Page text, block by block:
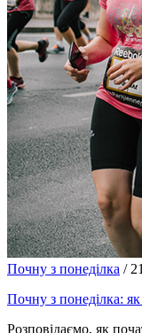
Почну з понеділка /
Почну з понеділка:
Розповідаємо, як